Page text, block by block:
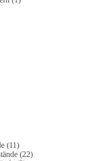
sondern
sich-auf-
wochen-vor/
der-
1 Milliarde
Petition
(11)
(22)